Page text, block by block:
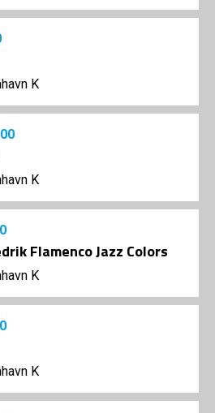
K
K
Flamenco Jazz Colors
K
K